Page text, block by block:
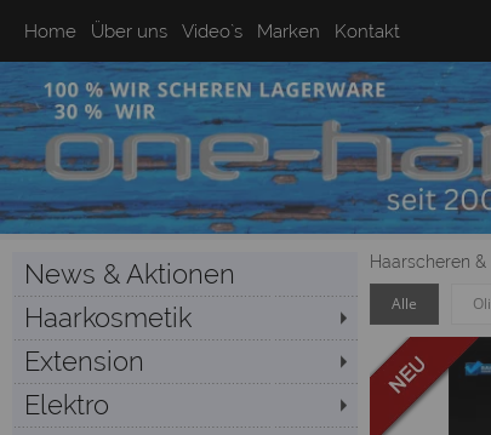
Home Über uns Video`s Marken Kontakt
News & Aktionen
Haarkosmetik
Extension
Elektro
Haarscheren
Alle